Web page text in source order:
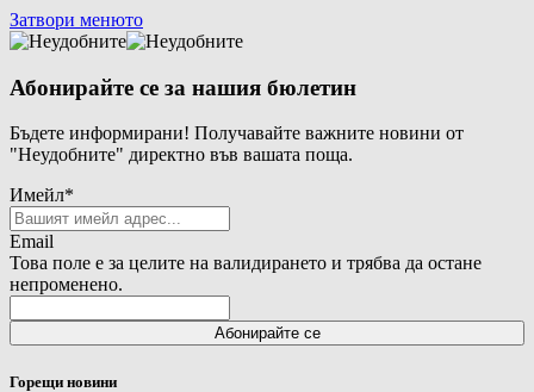
Затвори менюто
Абонирайте се за нашия бюлетин
Бъдете информирани! Получавайте важните новини от
"Неудобните" директно във вашата поща.
Имейл*
Email
Това поле е за целите на валидирането и трябва да остане
непроменено.
Горещи новини